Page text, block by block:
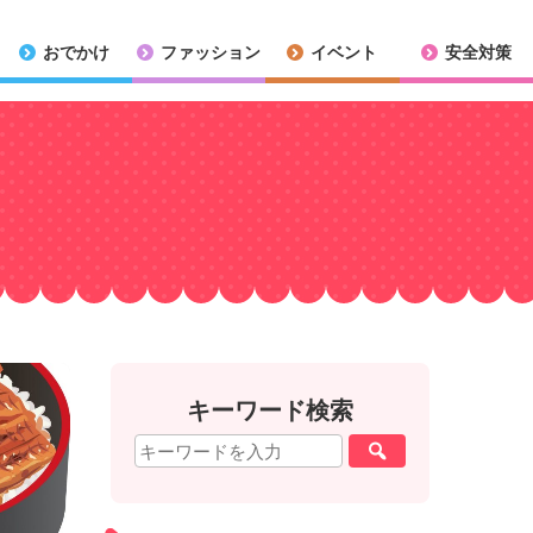
おでかけ ファッション イベント 安全対策
キーワード検索